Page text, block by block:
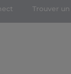
Trouver